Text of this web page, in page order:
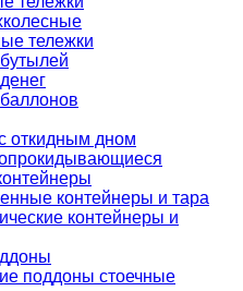
тележки
откидным дном
контейнеры и тара
контейнеры и
поддоны стоечные